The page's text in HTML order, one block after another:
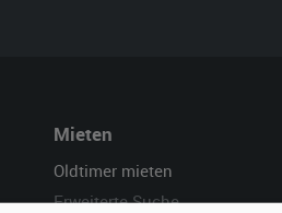
Mieten
Oldtimer mieten
Erweiterte Suche